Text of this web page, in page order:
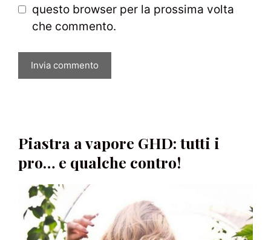
questo browser per la prossima volta
che commento.
Piastra a vapore GHD: tutti i
pro… e qualche contro!